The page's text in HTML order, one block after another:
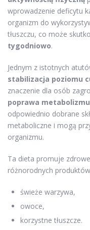
wprowadzenie deficytu
organizm do
tłuszczu, co może
tygodniowo.
Jednym z istotnych
stabilizacja poziomu
znaczenie dla osób
poprawa metabolizmu
odpowiednio dobrane
metaboliczne i mogą
organizmu.
Ta dieta promuje
różnorodnych
świeże warzywa,
owoce,
korzystne tłuszcze.